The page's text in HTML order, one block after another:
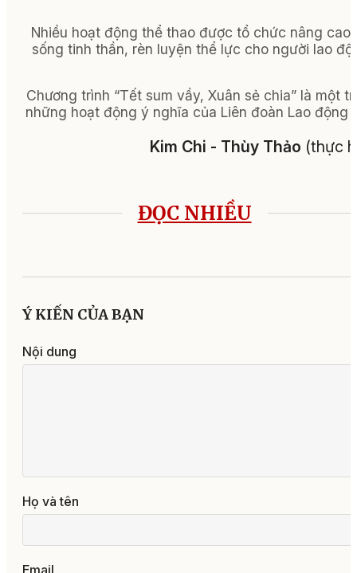
Nhiều hoạt động thể thao được tổ chức nâng cao
sống tinh thần, rèn luyện thể lực cho người lao
Chương trình “Tết sum vầy, Xuân sẻ chia” là một
những hoạt động ý nghĩa của Liên đoàn Lao động
Kim Chi - Thùy Thảo (thực
ĐỌC NHIỀU
Ý KIẾN CỦA BẠN
Nội dung
Họ và tên